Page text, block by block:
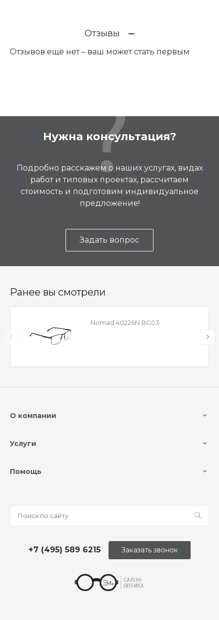
Отзывы
Отзывов ещё нет – ваш может стать первым
Нужна консультация?
Подробно расскажем о наших услугах, видах
работ и типовых проектах, рассчитаем
стоимость и подготовим индивидуальное
предложение!
Задать вопрос
Ранее вы смотрели
Nomad 40226N BG03
О компании
Услуги
Помощь
+7 (495) 589 6215 Заказать звонок